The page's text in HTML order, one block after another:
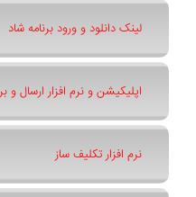
لینک دانلود و ورود برنامه شاد
اپلیکیشن و نرم افزار ارسال
نرم افزار تکلیف ساز